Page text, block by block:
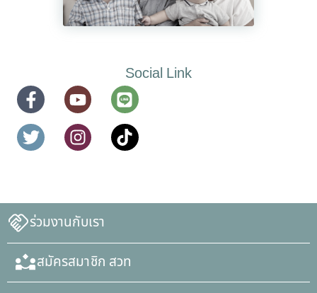
Social Link
ร่วมงานกับเรา
สมัครสมาชิก สวท